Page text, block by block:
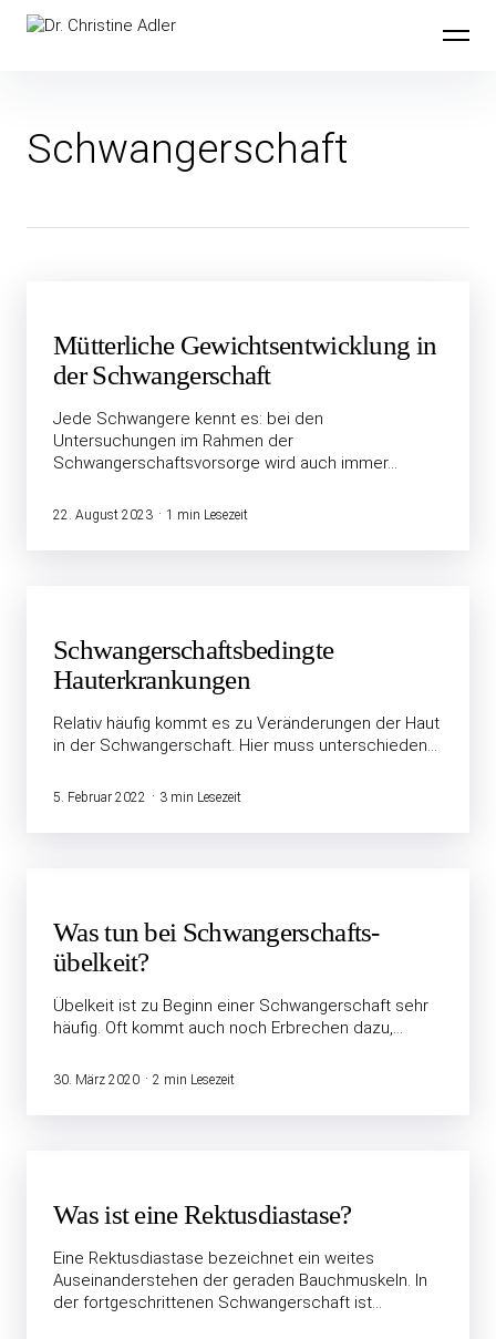
Inhalte
überspringen
Dr. Christine Adler
Schwangerschaft
Mütterliche Gewichtsentwicklung in
der Schwangerschaft
Jede Schwangere kennt es: bei den
Untersuchungen im Rahmen der
Schwangerschaftsvorsorge wird auch immer…
22. August 2023 1 min Lesezeit
Schwangerschaftsbedingte
Hauterkrankungen
Relativ häufig kommt es zu Veränderungen der Haut
in der Schwangerschaft. Hier muss unterschieden…
5. Februar 2022 3 min Lesezeit
Was tun bei Schwangerschafts­
übelkeit?
Übelkeit ist zu Beginn einer Schwangerschaft sehr
häufig. Oft kommt auch noch Erbrechen dazu,…
30. März 2020 2 min Lesezeit
Was ist eine Rektusdiastase?
Eine Rektusdiastase bezeichnet ein weites
Auseinanderstehen der geraden Bauchmuskeln. In
der fortgeschrittenen Schwangerschaft ist…